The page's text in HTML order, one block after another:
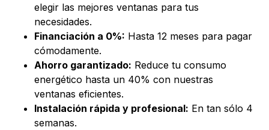
elegir las mejores ventanas para tus
necesidades.
Financiación a 0%: Hasta 12 meses para pagar
cómodamente.
Ahorro garantizado: Reduce tu consumo
energético hasta un 40% con nuestras
ventanas eficientes.
Instalación rápida y profesional: En tan sólo 4
semanas.